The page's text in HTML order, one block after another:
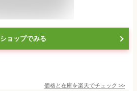
ショップでみる
価格と在庫を楽天でチェック >>